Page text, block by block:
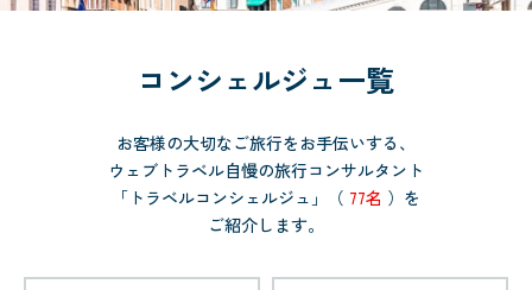
コンシェルジュ一覧
お客様の大切なご旅行をお手伝いする、
ウェブトラベル自慢の旅行コンサルタント
「トラベルコンシェルジュ」（ 77名 ）を
ご紹介します。